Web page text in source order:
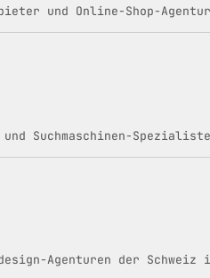
und Online-Shop-
Suchmaschinen-
Agenturen der Schweiz